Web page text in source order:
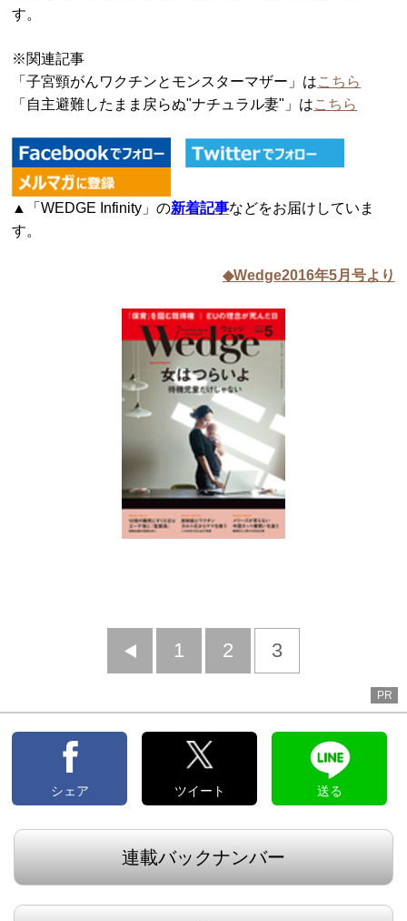
す。
※関連記事
「子宮頸がんワクチンとモンスターマザー」はこちら
「自主避難したまま戻らぬ"ナチュラル妻"」はこちら
▲「WEDGE Infinity」の新着記事などをお届けしていま
す。
◆Wedge2016年5月号より
前
1 2 3
PR
シェア ツイート 送る
連載バックナンバー